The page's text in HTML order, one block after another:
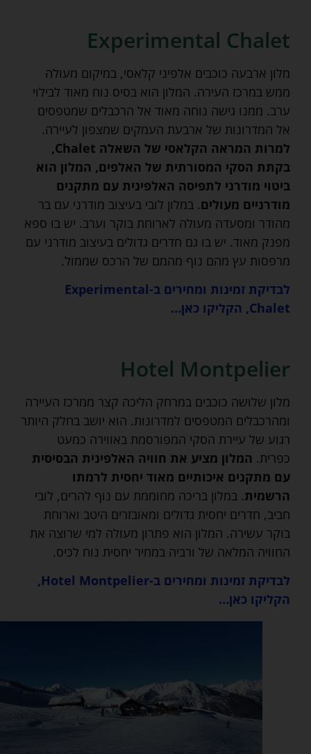
Experimental Chalet
מלון ארבעה כוכבים אלפיני קלאסי, במיקום מעולה
ממש במרכז העירה. המלון הוא בסיס נוח מאוד לבילוי
ערב. ממנו גישה נוחה מאוד אל הרכבלים שמטפסים
אל המדרונות של ארבעת העמקים שמצפון לעיירה.
למרות המראה הקלאסי של השאלה Chalet,
בקתת הסקי המסורתית של האלפים, המלון הוא
ביטוי מודרני לתפיסה האלפינית עם מתקנים
מודרניים מעולים. במלון לובי בעיצוב מודרני עם בר
מהודר ומסעדה מעולה לארוחת בוקר וערב. יש בו ספא
מפנק מאוד. יש בו גם חדרים גדולים בעיצוב מודרני עם
מרפסות עץ מהם נוף מהמם של הרכס שממול.
לבדיקת זמינות ומחירים ב-Experimental
Chalet, הקליקו כאן…
Hotel Montpelier
מלון שלושה כוכבים במרחק הליכה קצר ממרכז העיירה
ומהרכבלים המטפסים למדרונות. הוא יושב בחלק היותר
רגוע של עיירת הסקי המפורסמת באווירה כמעט
כפרית.המלון מציע את חוויה האלפינית הבסיסית
עם מתקנים איכותיים מאוד יחסית לרמתו
הרשמית. במלון בריכה מחוממת עם נוף להרים, לובי
חביב, חדרים יחסית גדולים ומאובזרים היטב וארוחת
בוקר עשירה. המלון הוא פתרון מעולה למי שרוצה את
החוויה המלאה של ורביה במחיר יחסית נוח לכיס.
לבדיקת זמינות ומחירים ב-Hotel Montpelier,
הקליקו כאן…